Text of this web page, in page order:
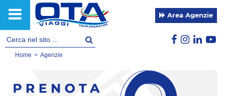
Area Agenzie
Home > Agenzie